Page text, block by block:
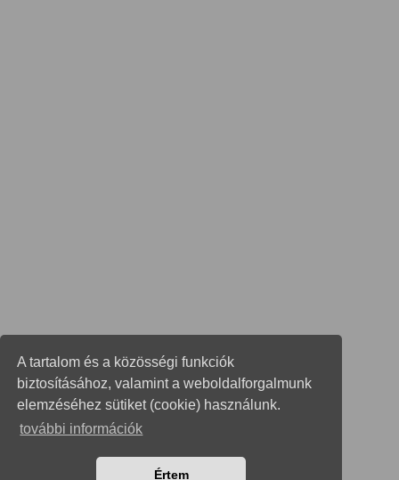
A tartalom és a közösségi funkciók
biztosításához, valamint a weboldalforgalmunk
elemzéséhez sütiket (cookie) használunk.
további információk
Értem